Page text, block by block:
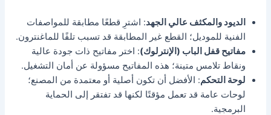
الديود والمكثف عالي الجهد: اشترِ قطعًا مطابقة للمواصفات
الفنية للموديل؛ القطع غير المطابقة قد تسبب تلفًا للماغنترون.
مفاتيح قفل الباب (الإنترلوك): اختر مفاتيح ذات جودة عالية
ونقاط تلامس متينة؛ هذه المفاتيح مسؤولة عن أمان التشغيل.
لوحة التحكم: الأفضل أن تكون أصلية أو معتمدة من المصنع؛
لوحات عامة قد تعمل مؤقتًا لكنها قد تفتقر إلى الحماية
البرمجية.